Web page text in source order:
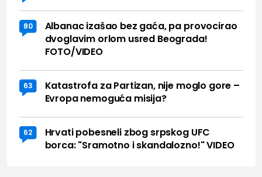
80
Albanac izašao bez gaća, pa provocirao
dvoglavim orlom usred Beograda!
FOTO/VIDEO
63
Katastrofa za Partizan, nije moglo gore –
Evropa nemoguća misija?
62
Hrvati pobesneli zbog srpskog UFC
borca: "Sramotno i skandalozno!" VIDEO